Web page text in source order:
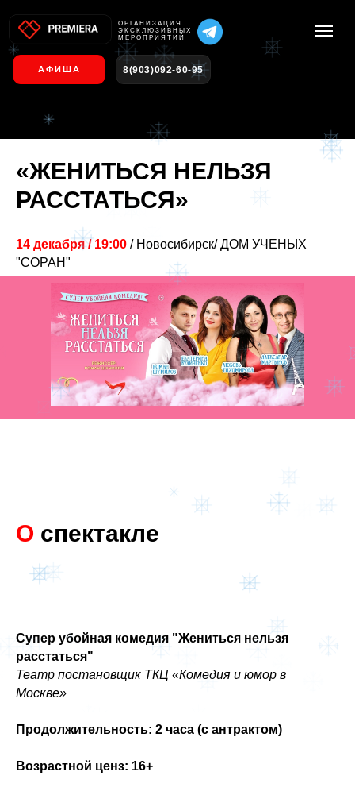
О РГАНИЗАЦИЯ
ЭКСКЛЮЗИВНЫХ
МЕРОПРИЯТИЙ
АФИША 8(903)092-60-95
«ЖЕНИТЬСЯ НЕЛЬЗЯ
РАССТАТЬСЯ»
14 декабря / 19:00 / Новосибирск/ ДОМ УЧЕНЫХ
"СОРАН"
О спектакле
Супер убойная комедия "Жениться нельзя
расстаться"
Театр постановщик ТКЦ «Комедия и юмор в
Москве»
Продолжительность: 2 часа (с антрактом)
Возрастной ценз: 16+